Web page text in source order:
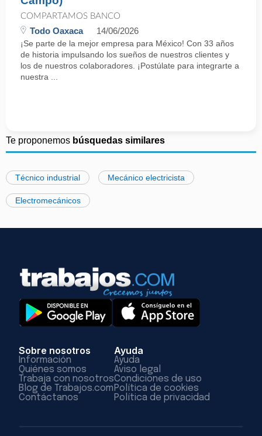
COMPARTAMOS BANCO
Todo Oaxaca 14/06/2026
¡Se parte de la mejor empresa para México! Con 33 años
de historia impulsando los sueños de nuestros clientes y
los de nuestros colaboradores. ¡Postúlate para integrarte a
nuestra ...
Te proponemos búsquedas similares
Técnico industrial Mecánico electricista
Electromecánicos
Sobre nosotros
Información
Quiénes somos
Trabaja con nosotros
Blog de Trabajos.com
Contáctanos
Ayuda
Ayuda
Aviso legal
Condiciones de uso
Política de cookies
Política de privacidad